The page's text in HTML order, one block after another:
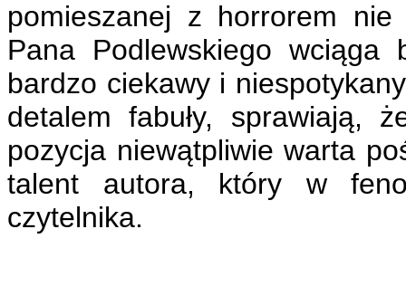
pomieszanej z horrorem
Pana Podlewskiego wciąga
bardzo ciekawy i
detalem fabuły, sprawiają,
pozycja niewątpliwie warta
talent autora, który w
czytelnika.